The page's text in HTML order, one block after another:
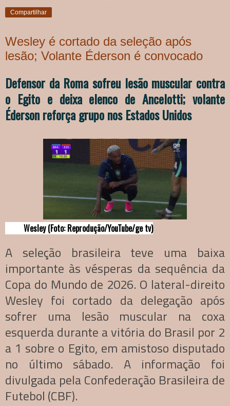
Compartilhar
Wesley é cortado da seleção após
lesão; Volante Éderson é convocado
Defensor da Roma sofreu lesão muscular contra
o Egito e deixa elenco de Ancelotti; volante
Éderson reforça grupo nos Estados Unidos
Wesley (Foto: Reprodução/YouTube/ge tv)
A seleção brasileira teve uma baixa
importante às vésperas da sequência da
Copa do Mundo de 2026. O lateral-direito
Wesley foi cortado da delegação após
sofrer uma lesão muscular na coxa
esquerda durante a vitória do Brasil por 2
a 1 sobre o Egito, em amistoso disputado
no último sábado. A informação foi
divulgada pela Confederação Brasileira de
Futebol (CBF).